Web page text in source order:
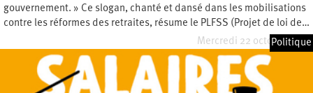
gouvernement. » Ce slogan, chanté et dansé dans les mobilisations
contre les réformes des retraites, résume le PLFSS (Projet de loi de…
Mercredi 22 octobre 2025
Politique